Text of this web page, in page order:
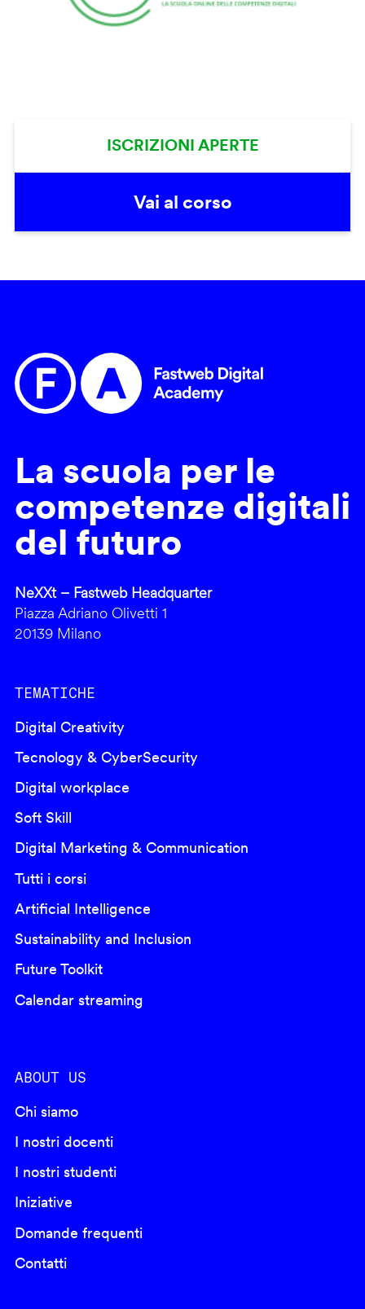
ISCRIZIONI APERTE
Vai al corso
La scuola per le
competenze digitali
del futuro
NeXXt – Fastweb Headquarter
Piazza Adriano Olivetti 1
20139 Milano
TEMATICHE
Digital Creativity
Tecnology & CyberSecurity
Digital workplace
Soft Skill
Digital Marketing & Communication
Tutti i corsi
Artificial Intelligence
Sustainability and Inclusion
Future Toolkit
Calendar streaming
ABOUT US
Chi siamo
I nostri docenti
I nostri studenti
Iniziative
Domande frequenti
Contatti